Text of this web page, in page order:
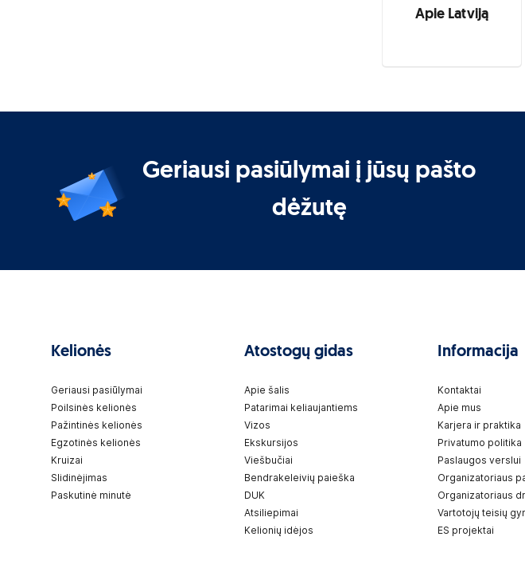
Apie Latviją
Geriausi pasiūlymai į jūsų pašto
dėžutę
Kelionės
Geriausi pasiūlymai
Poilsinės kelionės
Pažintinės kelionės
Egzotinės kelionės
Kruizai
Slidinėjimas
Paskutinė minutė
Atostogų gidas
Apie šalis
Patarimai keliaujantiems
Vizos
Ekskursijos
Viešbučiai
Bendrakeleivių paieška
DUK
Atsiliepimai
Kelionių idėjos
Informacija
Kontaktai
Apie mus
Karjera ir praktika
Privatumo politika
Paslaugos verslui
Organizatoriaus
Organizatoriaus
Vartotojų teisių
ES projektai